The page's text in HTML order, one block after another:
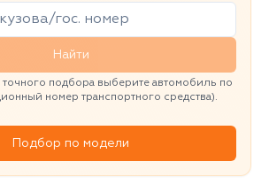
Найти
подбора выберите автомобиль по
номер транспортного средства).
Подбор по модели